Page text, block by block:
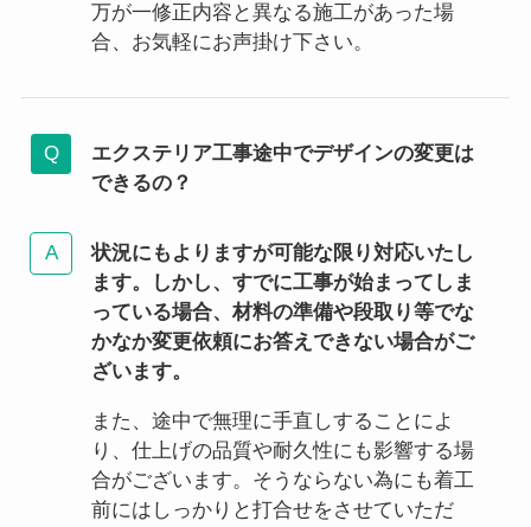
万が一修正内容と異なる施工があった場
合、お気軽にお声掛け下さい。
エクステリア工事途中でデザインの変更は
できるの？
状況にもよりますが可能な限り対応いたし
ます。しかし、すでに工事が始まってしま
っている場合、材料の準備や段取り等でな
かなか変更依頼にお答えできない場合がご
ざいます。
また、途中で無理に手直しすることによ
り、仕上げの品質や耐久性にも影響する場
合がございます。そうならない為にも着工
前にはしっかりと打合せをさせていただ